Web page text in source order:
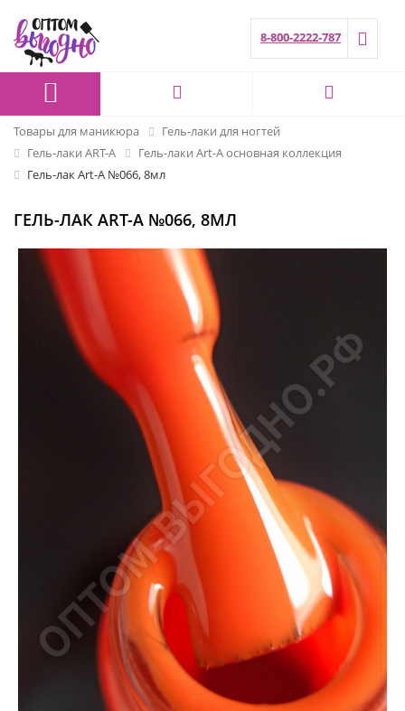
8-800-2222-787
Товары для маникюра
Гель-лаки для ногтей
Гель-лаки ART-A
Гель-лаки Art-A основная коллекция
Гель-лак Art-A №066, 8мл
ГЕЛЬ-ЛАК ART-A №066, 8МЛ